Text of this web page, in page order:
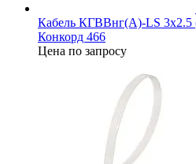
Кабель КГВВнг(А)-LS 3х2.5
Конкорд 466
Цена по запросу